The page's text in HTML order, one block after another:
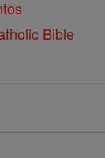
Bible